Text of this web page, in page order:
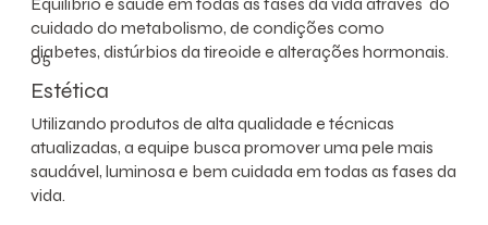
Equilíbrio e saúde em todas as fases da vida através do
cuidado do metabolismo, de condições como
diabetes, distúrbios da tireoide e alterações hormonais.
05
Estética
Utilizando produtos de alta qualidade e técnicas
atualizadas, a equipe busca promover uma pele mais
saudável, luminosa e bem cuidada em todas as fases da
vida.